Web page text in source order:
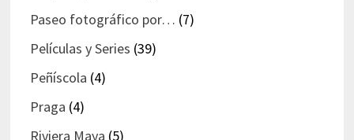
Paseo fotográfico por… (7)
Películas y Series (39)
Peñíscola (4)
Praga (4)
Riviera Maya (5)